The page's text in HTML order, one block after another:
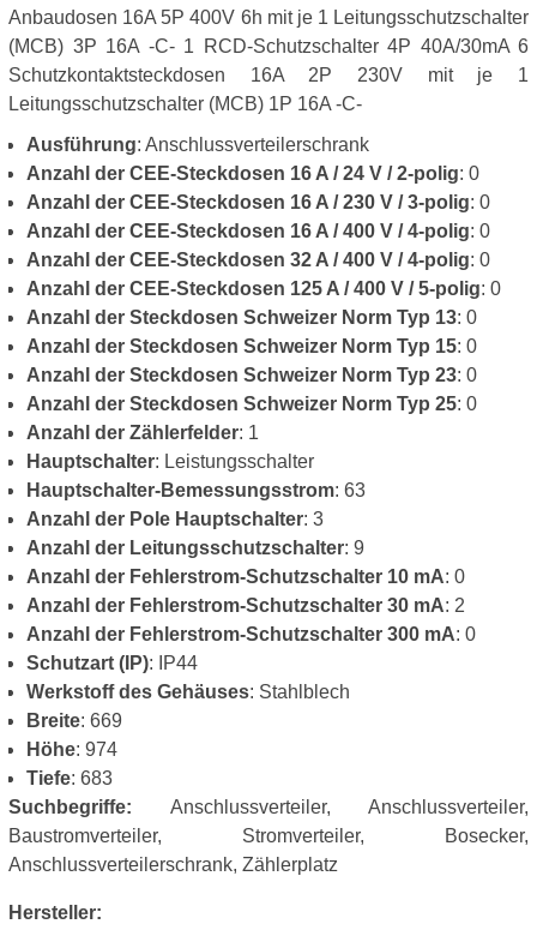
Anbaudosen 16A 5P 400V 6h mit je 1 Leitungsschutzschalter
(MCB) 3P 16A -C- 1 RCD-Schutzschalter 4P 40A/30mA 6
Schutzkontaktsteckdosen 16A 2P 230V mit je 1
Leitungsschutzschalter (MCB) 1P 16A -C-
Ausführung: Anschlussverteilerschrank
Anzahl der CEE-Steckdosen 16 A / 24 V / 2-polig: 0
Anzahl der CEE-Steckdosen 16 A / 230 V / 3-polig: 0
Anzahl der CEE-Steckdosen 16 A / 400 V / 4-polig: 0
Anzahl der CEE-Steckdosen 32 A / 400 V / 4-polig: 0
Anzahl der CEE-Steckdosen 125 A / 400 V / 5-polig: 0
Anzahl der Steckdosen Schweizer Norm Typ 13: 0
Anzahl der Steckdosen Schweizer Norm Typ 15: 0
Anzahl der Steckdosen Schweizer Norm Typ 23: 0
Anzahl der Steckdosen Schweizer Norm Typ 25: 0
Anzahl der Zählerfelder: 1
Hauptschalter: Leistungsschalter
Hauptschalter-Bemessungsstrom: 63
Anzahl der Pole Hauptschalter: 3
Anzahl der Leitungsschutzschalter: 9
Anzahl der Fehlerstrom-Schutzschalter 10 mA: 0
Anzahl der Fehlerstrom-Schutzschalter 30 mA: 2
Anzahl der Fehlerstrom-Schutzschalter 300 mA: 0
Schutzart (IP): IP44
Werkstoff des Gehäuses: Stahlblech
Breite: 669
Höhe: 974
Tiefe: 683
Suchbegriffe: Anschlussverteiler, Anschlussverteiler,
Baustromverteiler, Stromverteiler, Bosecker,
Anschlussverteilerschrank, Zählerplatz
Hersteller: